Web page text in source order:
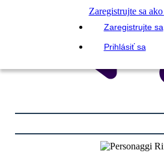
Zaregistrujte sa
Zaregistrujte sa
Prihlásiť sa